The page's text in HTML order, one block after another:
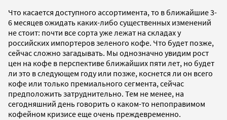
Что касается доступного ассортимента, то в ближайшие 3-
6 месяцев ожидать каких-либо существенных изменений
не стоит: почти все сорта уже лежат на складах у
российских импортеров зеленого кофе. Что будет позже,
сейчас сложно загадывать. Мы однозначно увидим рост
цен на кофе в перспективе ближайших пяти лет, но будет
ли это в следующем году или позже, коснется ли он всего
кофе или только премиального сегмента, сейчас
предположить затруднительно. Тем не менее, на
сегодняшний день говорить о каком-то непоправимом
кофейном кризисе еще очень преждевременно.